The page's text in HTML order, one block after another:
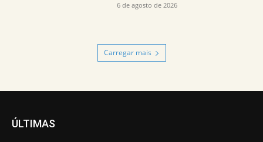
6 de agosto de 2026
Carregar mais
ÚLTIMAS